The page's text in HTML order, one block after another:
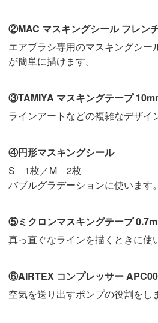
②MAC マスキングシール フレン
エアブラシ専用のマスキングシー
が簡単に描けます。
③TAMIYA マスキングテープ
ラインアートなどの複雑なデザイ
④円形マスキングシール
S 1枚／M 2枚
バブルグラデーションに使います。
⑤ミクロンマスキングテープ
真っ直ぐなラインを描くときに使
⑥AIRTEX コンプレッサー
空気を送り出すポンプの役割をし